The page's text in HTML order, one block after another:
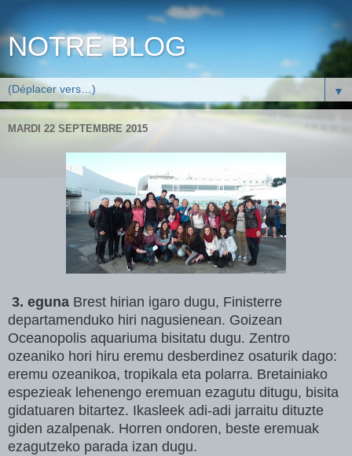
NOTRE BLOG
▼
MARDI 22 SEPTEMBRE 2015
3. eguna Brest hirian igaro dugu, Finisterre
departamenduko hiri nagusienean. Goizean
Oceanopolis aquariuma bisitatu dugu. Zentro
ozeaniko hori hiru eremu desberdinez osaturik dago:
eremu ozeanikoa, tropikala eta polarra. Bretainiako
espezieak lehenengo eremuan ezagutu ditugu, bisita
gidatuaren bitartez. Ikasleek adi-adi jarraitu dituzte
giden azalpenak. Horren ondoren, beste eremuak
ezagutzeko parada izan dugu.